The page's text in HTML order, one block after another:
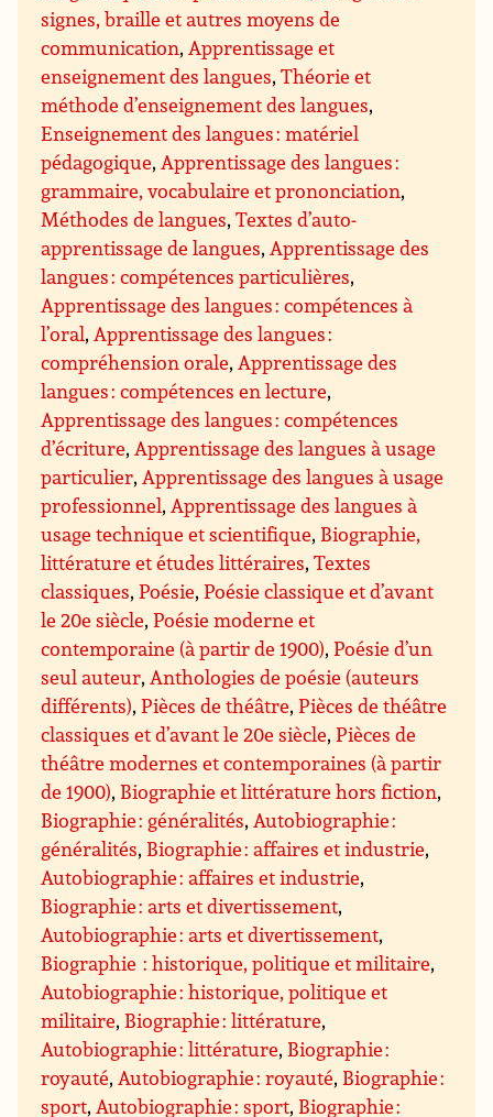
signes, braille et autres moyens de
communication,Apprentissage et
enseignement des langues,Théorie et
méthode d’enseignement des langues,
Enseignement des langues : matériel
pédagogique,Apprentissage des langues :
grammaire, vocabulaire et prononciation,
Méthodes de langues,Textes d’auto-
apprentissage de langues,Apprentissage des
langues : compétences particulières,
Apprentissage des langues : compétences à
l’oral,Apprentissage des langues :
compréhension orale,Apprentissage des
langues : compétences en lecture,
Apprentissage des langues : compétences
d’écriture,Apprentissage des langues à usage
particulier,Apprentissage des langues à usage
professionnel,Apprentissage des langues à
usage technique et scientifique, Biographie,
littérature et études littéraires,Textes
classiques,Poésie,Poésie classique et d’avant
le 20e siècle,Poésie moderne et
contemporaine (à partir de 1900),Poésie d’un
seul auteur,Anthologies de poésie (auteurs
différents),Pièces de théâtre,Pièces de théâtre
classiques et d’avant le 20e siècle,Pièces de
théâtre modernes et contemporaines (à partir
de 1900), Biographie et littérature hors fiction,
Biographie : généralités,Autobiographie :
généralités, Biographie : affaires et industrie,
Autobiographie : affaires et industrie,
Biographie : arts et divertissement,
Autobiographie : arts et divertissement,
Biographie : historique, politique et militaire,
Autobiographie : historique, politique et
militaire, Biographie : littérature,
Autobiographie : littérature, Biographie :
royauté,Autobiographie : royauté, Biographie :
sport,Autobiographie : sport, Biographie :